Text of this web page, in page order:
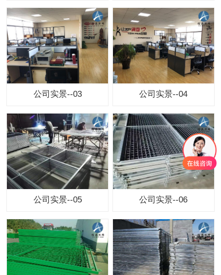
公司实景--03 公司实景--04
公司实景--05 公司实景--06